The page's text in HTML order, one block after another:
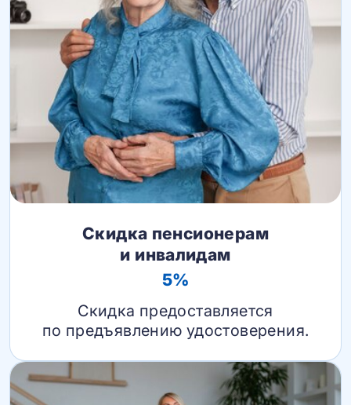
Скидка пенсионерам
и инвалидам
5%
Скидка предоставляется
по предъявлению удостоверения.